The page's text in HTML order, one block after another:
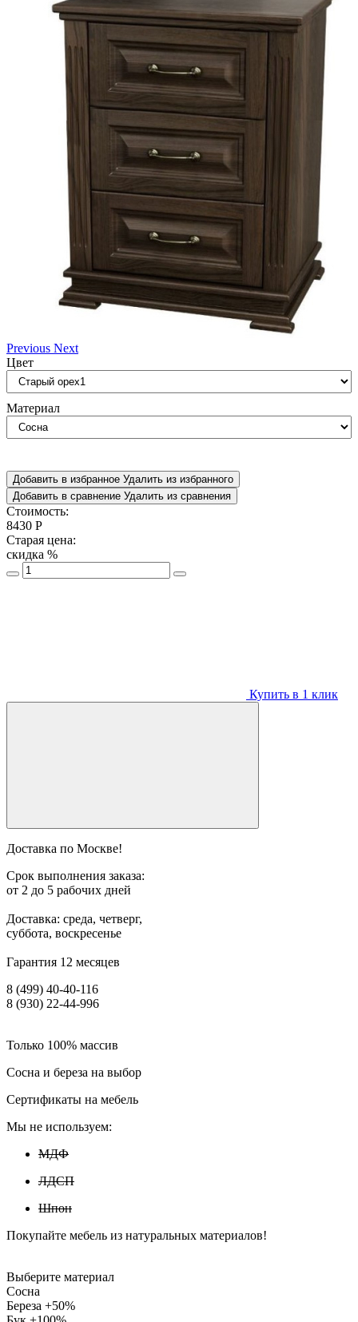
Previous Next
Цвет
Материал
Добавить в избранное Удалить из избранного
Добавить в сравнение Удалить из сравнения
Стоимость:
8430 Р
Старая цена:
скидка %
Купить в 1 клик
Доставка по Москве!
Срок выполнения заказа:
от 2 до 5 рабочих дней
Доставка: среда, четверг,
суббота, воскресенье
Гарантия 12 месяцев
8 (499) 40-40-116
8 (930) 22-44-996
Только 100% массив
Сосна и береза на выбор
Сертификаты на мебель
Мы не используем:
МДФ
ЛДСП
Шпон
Покупайте мебель из натуральных материалов!
Выберите материал
Сосна
Береза +50%